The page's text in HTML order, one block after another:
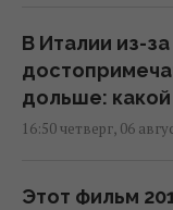
В Италии из-
дольше:
16:50 четверг, 06
Этот фильм